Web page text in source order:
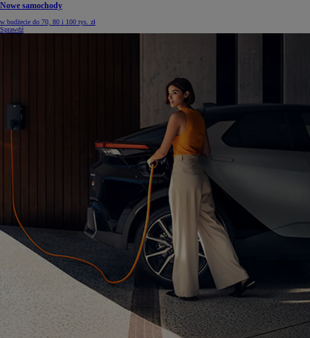
Nowe samochody
w budżecie do 70, 80 i 100 tys. zł
Sprawdź